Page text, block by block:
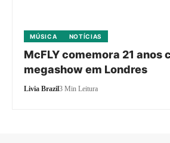
MÚSICA NOTÍCIAS
McFLY comemora 21 anos
megashow em Londres
Livia Brazil3 Min Leitura